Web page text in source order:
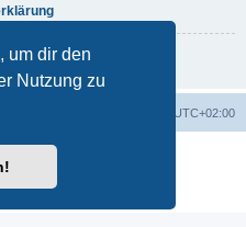
um dir den
Nutzung zu
UTC+02:00
Software © phpBB Limited
durch